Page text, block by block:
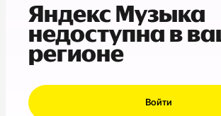
Яндекс Музыка
недоступна в
регионе
Войти